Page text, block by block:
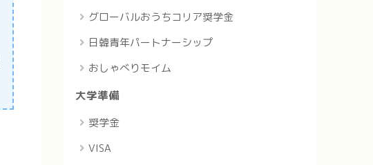
グローバルおうちコリア奨学金
日韓青年パートナーシップ
おしゃべりモイム
大学準備
奨学金
VISA